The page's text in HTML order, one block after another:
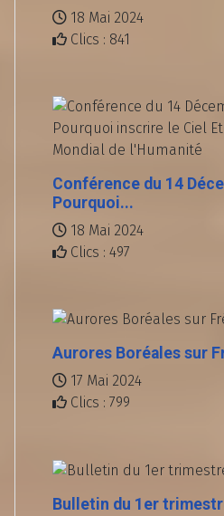
18 Mai 2024
Clics : 841
Conférence du 14
Pourquoi...
18 Mai 2024
Clics : 497
Aurores Boréales sur
17 Mai 2024
Clics : 799
Bulletin du 1er